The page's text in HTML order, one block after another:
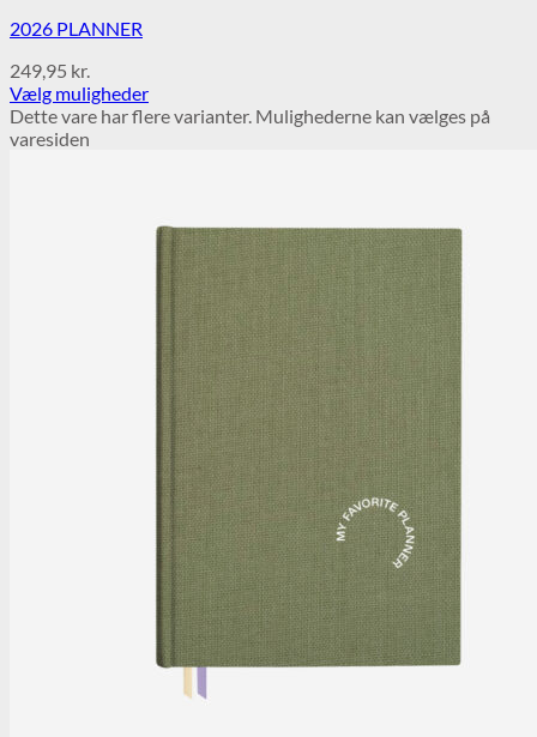
2026 PLANNER
249,95 kr.
Vælg muligheder
Dette vare har flere varianter. Mulighederne kan vælges på
varesiden